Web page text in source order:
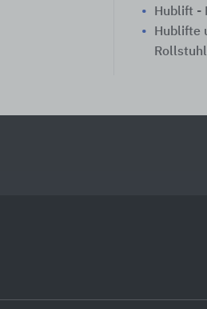
Hublift -
Hublifte